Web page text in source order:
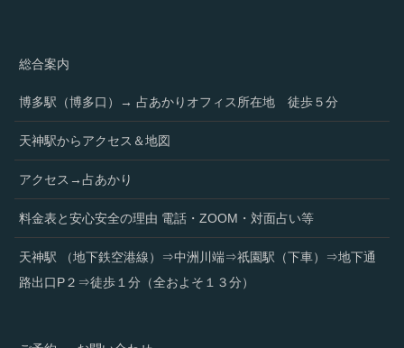
総合案内
博多駅（博多口）→ 占あかりオフィス所在地 徒歩５分
天神駅からアクセス＆地図
アクセス→占あかり
料金表と安心安全の理由 電話・ZOOM・対面占い等
天神駅 （地下鉄空港線）⇒中洲川端⇒祇園駅（下車）⇒地下通
路出口P２⇒徒歩１分（全およそ１３分）